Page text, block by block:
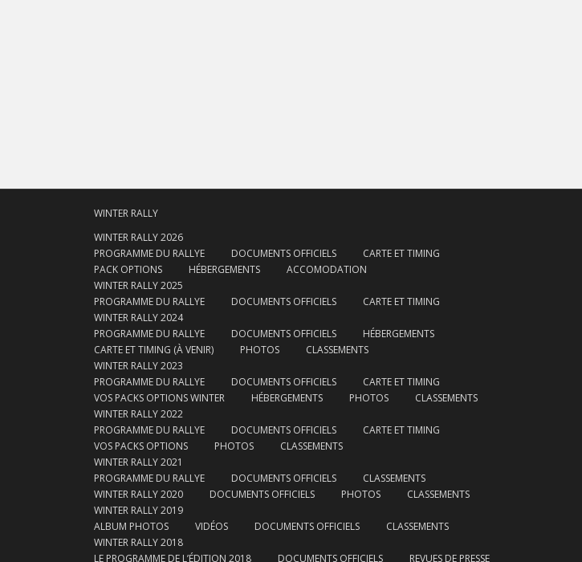
WINTER RALLY
WINTER RALLY 2026
PROGRAMME DU RALLYE
DOCUMENTS OFFICIELS
CARTE ET TIMING
PACK OPTIONS
HÉBERGEMENTS
ACCOMODATION
WINTER RALLY 2025
PROGRAMME DU RALLYE
DOCUMENTS OFFICIELS
CARTE ET TIMING
WINTER RALLY 2024
PROGRAMME DU RALLYE
DOCUMENTS OFFICIELS
HÉBERGEMENTS
CARTE ET TIMING (À VENIR)
PHOTOS
CLASSEMENTS
WINTER RALLY 2023
PROGRAMME DU RALLYE
DOCUMENTS OFFICIELS
CARTE ET TIMING
VOS PACKS OPTIONS WINTER
HÉBERGEMENTS PHOTOS
CLASSEMENTS
WINTER RALLY 2022
PROGRAMME DU RALLYE
DOCUMENTS OFFICIELS
CARTE ET TIMING
VOS PACKS OPTIONS
PHOTOS
CLASSEMENTS
WINTER RALLY 2021
PROGRAMME DU RALLYE
DOCUMENTS OFFICIELS
CLASSEMENTS
WINTER RALLY 2020
DOCUMENTS OFFICIELS PHOTOS
CLASSEMENTS
WINTER RALLY 2019
ALBUM PHOTOS
VIDÉOS DOCUMENTS OFFICIELS
CLASSEMENTS
WINTER RALLY 2018
LE PROGRAMME DE L’ÉDITION 2018
DOCUMENTS OFFICIELS REVUES DE PRESSE